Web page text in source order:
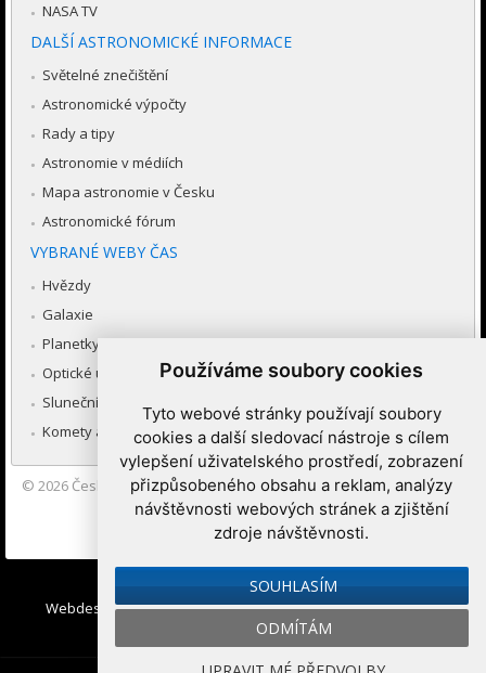
Používáme soubory cookies
Tyto webové stránky používají soubory
cookies a další sledovací nástroje s cílem
vylepšení uživatelského prostředí, zobrazení
přizpůsobeného obsahu a reklam, analýzy
návštěvnosti webových stránek a zjištění
zdroje návštěvnosti.
SOUHLASÍM
ODMÍTÁM
NASA TV
DALŠÍ ASTRONOMICKÉ INFORMACE
Světelné znečištění
Astronomické výpočty
Rady a tipy
Astronomie v médiích
Mapa astronomie v Česku
Astronomické fórum
VYBRANÉ WEBY ČAS
Hvězdy
Galaxie
Planetky
Optické úkazy v atmosféře
Sluneční soustava
Komety a meteory
© 2026 Česká astronomická společnost|Hvězdárna a planetárium
Brno spolupracuje se serverem Astro.cz
Webdesign:Medio interactive, Redakční systémIbis CMS:
WebConsult.cz